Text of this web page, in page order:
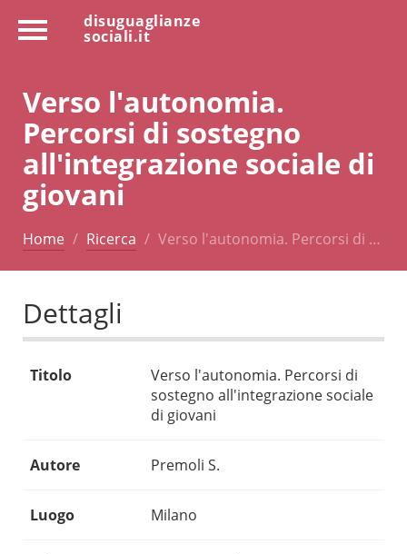
disuguaglianze
sociali.it
Verso l'autonomia.
Percorsi di sostegno
all'integrazione sociale di
giovani
Home Ricerca Verso l'autonomia. Percorsi di …
Dettagli
Titolo
Verso l'autonomia. Percorsi di
sostegno all'integrazione sociale
di giovani
Autore Premoli S.
Luogo Milano